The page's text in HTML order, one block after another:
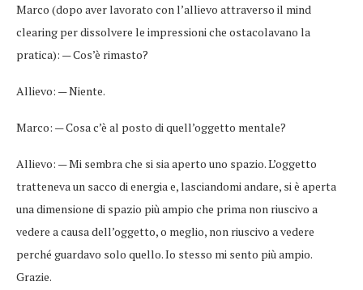
Marco (dopo aver lavorato con l’allievo attraverso il mind
clearing per dissolvere le impressioni che ostacolavano la
pratica): — Cos’è rimasto?
Allievo: — Niente.
Marco: — Cosa c’è al posto di quell’oggetto mentale?
Allievo: — Mi sembra che si sia aperto uno spazio. L’oggetto
tratteneva un sacco di energia e, lasciandomi andare, si è aperta
una dimensione di spazio più ampio che prima non riuscivo a
vedere a causa dell’oggetto, o meglio, non riuscivo a vedere
perché guardavo solo quello. Io stesso mi sento più ampio.
Grazie.